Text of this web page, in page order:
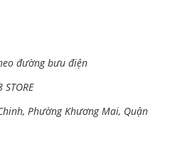
đường bưu điện
Phường Khương Mai, Quận